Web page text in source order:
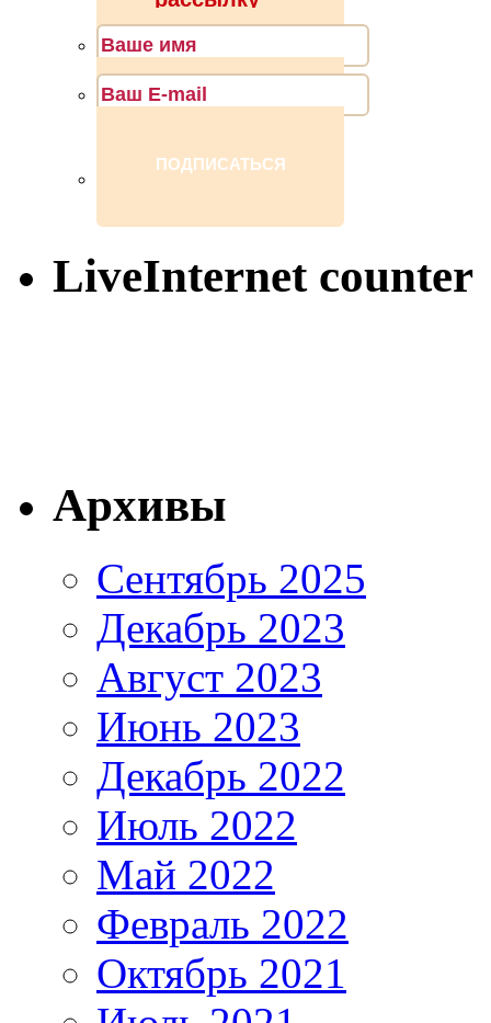
LiveInternet counter
Архивы
Сентябрь 2025
Декабрь 2023
Август 2023
Июнь 2023
Декабрь 2022
Июль 2022
Май 2022
Февраль 2022
Октябрь 2021